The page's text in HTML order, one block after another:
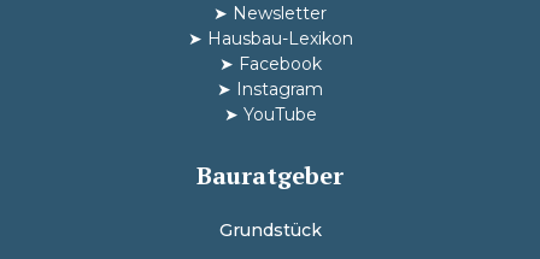
➤ Newsletter
➤ Hausbau-Lexikon
➤ Facebook
➤ Instagram
➤ YouTube
Bauratgeber
Grundstück